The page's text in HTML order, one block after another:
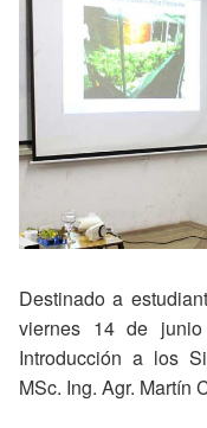
Destinado a
viernes 14 de
Introducción a los
MSc. Ing. Agr. Martín